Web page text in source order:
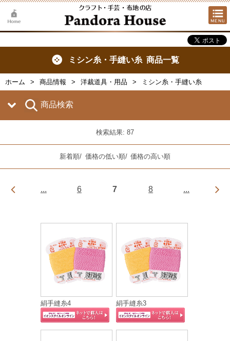
ミシン糸・手縫い糸 商品一覧
ホーム 商品情報 洋裁道具・用品 ミシン糸・手縫い糸
商品検索
検索結果: 87
新着順/ 価格の低い順/ 価格の高い順
... 6 7 8 ...
絹手縫糸4 絹手縫糸3